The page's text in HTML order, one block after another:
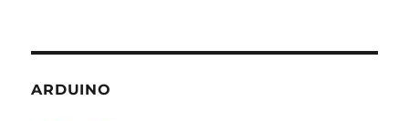
ARDUINO